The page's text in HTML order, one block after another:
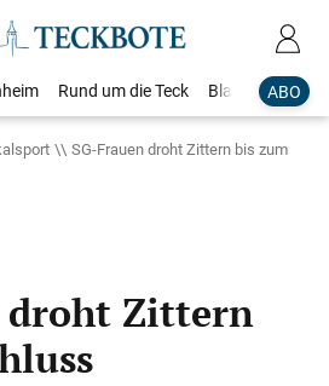
ABO
Rund um die Teck Blaulicht
SG-Frauen droht Zittern bis zum
droht Zittern